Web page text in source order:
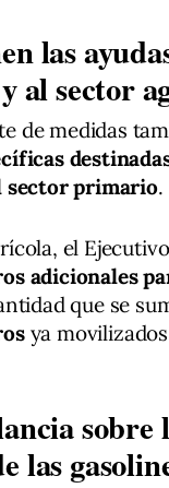
las
al sector
de medidas
sector primario.
el
adicionales
que se
ya
sobre
las